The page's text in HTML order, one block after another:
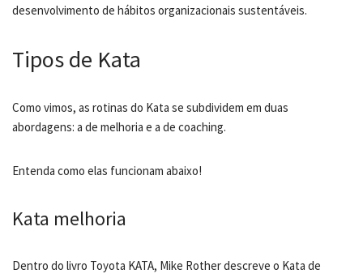
desenvolvimento de hábitos organizacionais sustentáveis.
Tipos de Kata
Como vimos, as rotinas do Kata se subdividem em duas
abordagens: a de melhoria e a de coaching.
Entenda como elas funcionam abaixo!
Kata melhoria
Dentro do livro Toyota KATA, Mike Rother descreve o Kata de